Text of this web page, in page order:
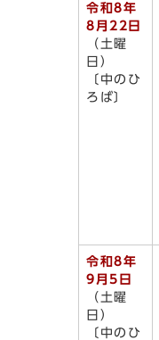
令和8年
8月22日
（土曜
日）
〔中のひ
ろば〕
令和8年
9月5日
（土曜
日）
〔中のひ